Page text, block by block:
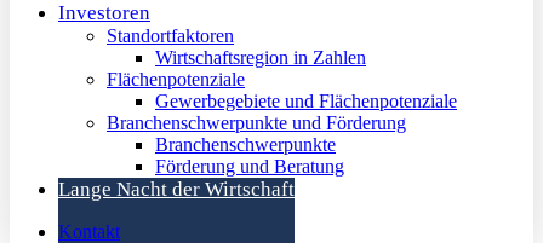
Investoren
Standortfaktoren
Wirtschaftsregion in Zahlen
Flächenpotenziale
Gewerbegebiete und Flächenpotenziale
Branchenschwerpunkte und Förderung
Branchenschwerpunkte
Förderung und Beratung
Lange Nacht der Wirtschaft
Kontakt